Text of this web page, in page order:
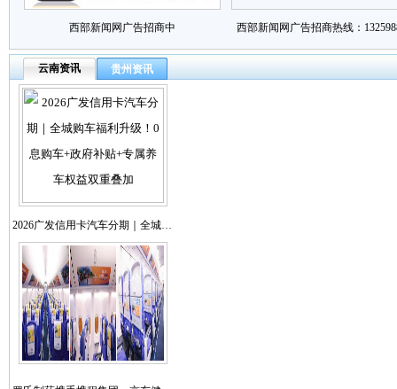
西部新闻网广告招商中 西部新闻网广告招商热线：
云南资讯 贵州资讯
2026广发信用卡汽车分期｜全城…